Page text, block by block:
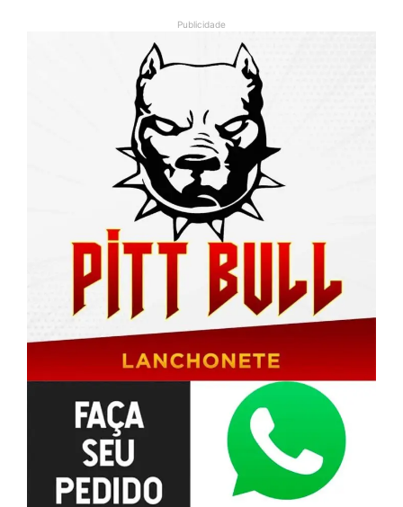
Publicidade